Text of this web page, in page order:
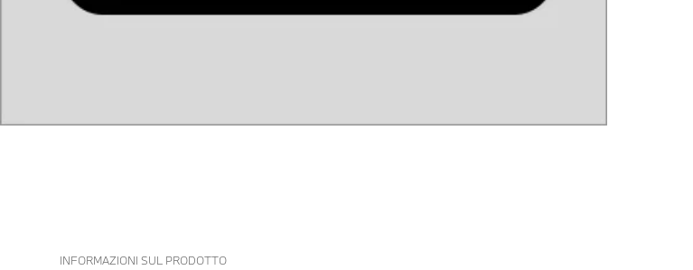
INFORMAZIONI SUL PRODOTTO